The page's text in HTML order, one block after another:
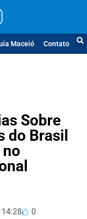
Maceió Contato
Sobre
do Brasil
14:28 0